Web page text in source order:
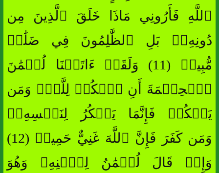
ٱللَّهِ فَأَرُونِي مَاذَا خَلَقَ ٱلَّذِينَ مِن
دُونِهِۦۚ بَلِ ٱلظَّٰلِمُونَ فِي ضَلَٰلٖ
مُّبِينٖ (11) وَلَقَدۡ ءَاتَيۡنَا لُقۡمَٰنَ
ٱلۡحِكۡمَةَ أَنِ ٱشۡكُرۡ لِلَّهِۚ وَمَن
يَشۡكُرۡ فَإِنَّمَا يَشۡكُرُ لِنَفۡسِهِۦۖ
وَمَن كَفَرَ فَإِنَّ ٱللَّهَ غَنِيٌّ حَمِيدٞ (12)
وَإِذۡ قَالَ لُقۡمَٰنُ لِٱبۡنِهِۦ وَهُوَ